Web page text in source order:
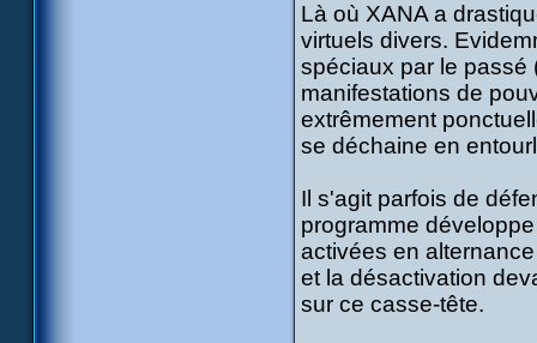
Là où XANA a
virtuels divers.
spéciaux par le passé
manifestations de
extrêmement
se déchaine en
Il s'agit parfois de
programme
activées en
et la désactivation
sur ce casse-tête.